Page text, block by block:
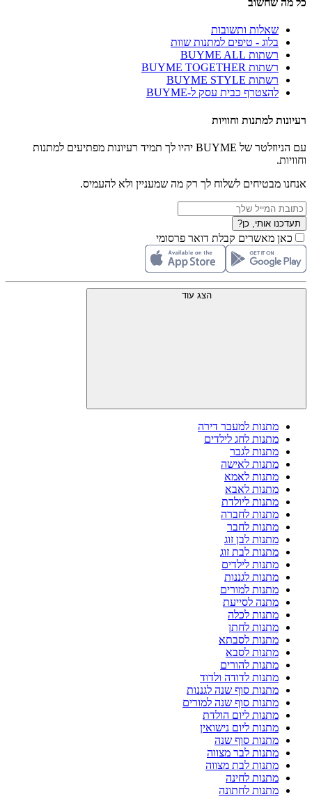
כל מה שחשוב
שאלות ותשובות
בלוג - טיפים למתנות שוות
רשתות BUYME ALL
רשתות BUYME TOGETHER
רשתות BUYME STYLE
להצטרף כבית עסק ל-BUYME
רעיונות למתנות וחוויות
עם הניוזלטר של BUYME יהיו לך תמיד רעיונות מפתיעים למתנות
וחוויות.
אנחנו מבטיחים לשלוח לך רק מה שמעניין ולא להעמיס.
תעדכנו אותי, כן?
כאן מאשרים קבלת דואר פרסומי
הצג עוד
מתנות למעבר דירה
מתנות לחג לילדים
מתנות לגבר
מתנות לאישה
מתנות לאמא
מתנות לאבא
מתנות ליולדת
מתנות לחברה
מתנות לחבר
מתנות לבן זוג
מתנות לבת זוג
מתנות לילדים
מתנות לגננות
מתנות למורים
מתנה לסייעת
מתנות לכלה
מתנות לחתן
מתנות לסבתא
מתנות לסבא
מתנות להורים
מתנות לדודה ולדוד
מתנות סוף שנה לגננות
מתנות סוף שנה למורים
מתנות ליום הולדת
מתנות ליום נישואין
מתנות סוף שנה
מתנות לבר מצווה
מתנות לבת מצווה
מתנות לחינה
מתנות לחתונה